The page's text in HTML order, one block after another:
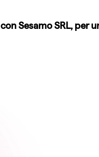
Sesamo SRL, per